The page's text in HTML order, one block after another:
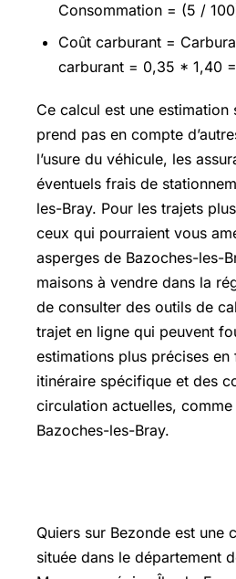
Consommation = (5 /
Coût carburant =
carburant = 0,35 * 1,40
Ce calcul est une estimation
prend pas en compte
l’usure du véhicule, les
éventuels frais de
les-Bray. Pour les trajets
ceux qui pourraient vous
asperges de Bazoches-les-
maisons à vendre dans la
de consulter des outils de
trajet en ligne qui peuvent
estimations plus précises
itinéraire spécifique et des
circulation actuelles, comme
Bazoches-les-Bray.
Quiers sur Bezonde est une
située dans le département